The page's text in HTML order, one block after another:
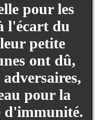
pour les
l'écart du
petite
ont dû,
pour la
d'immunité.